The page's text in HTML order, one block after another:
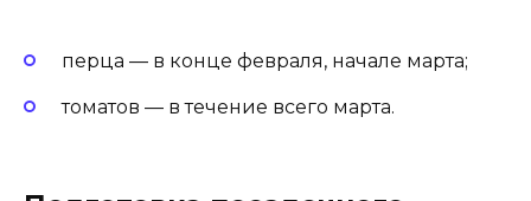
перца — в конце февраля, начале марта;
томатов — в течение всего марта.